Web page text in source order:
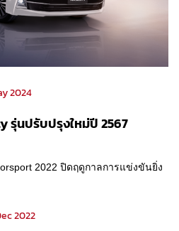
2024
รุ่นปรับปรุงใหม่ปี 2567
2022